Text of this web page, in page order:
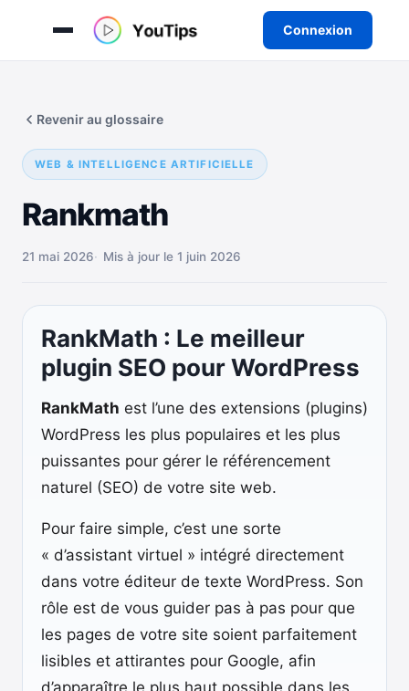
Connexion
contenu
WEB & INTELLIGENCE ARTIFICIELLE
Rankmath
Revenir au glossaire
21 mai 2026 Mis à jour le 1 juin 2026
RankMath : Le meilleur
plugin SEO pour WordPress
RankMath est l’une des extensions (plugins)
WordPress les plus populaires et les plus
puissantes pour gérer le référencement
naturel (SEO) de votre site web.
Pour faire simple, c’est une sorte
« d’assistant virtuel » intégré directement
dans votre éditeur de texte WordPress. Son
rôle est de vous guider pas à pas pour que
les pages de votre site soient parfaitement
lisibles et attirantes pour Google, afin
d’apparaître le plus haut possible dans les